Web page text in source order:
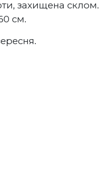
захищена склом.
см.